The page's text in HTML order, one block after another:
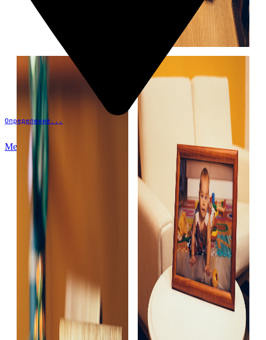
Определение...
Меню